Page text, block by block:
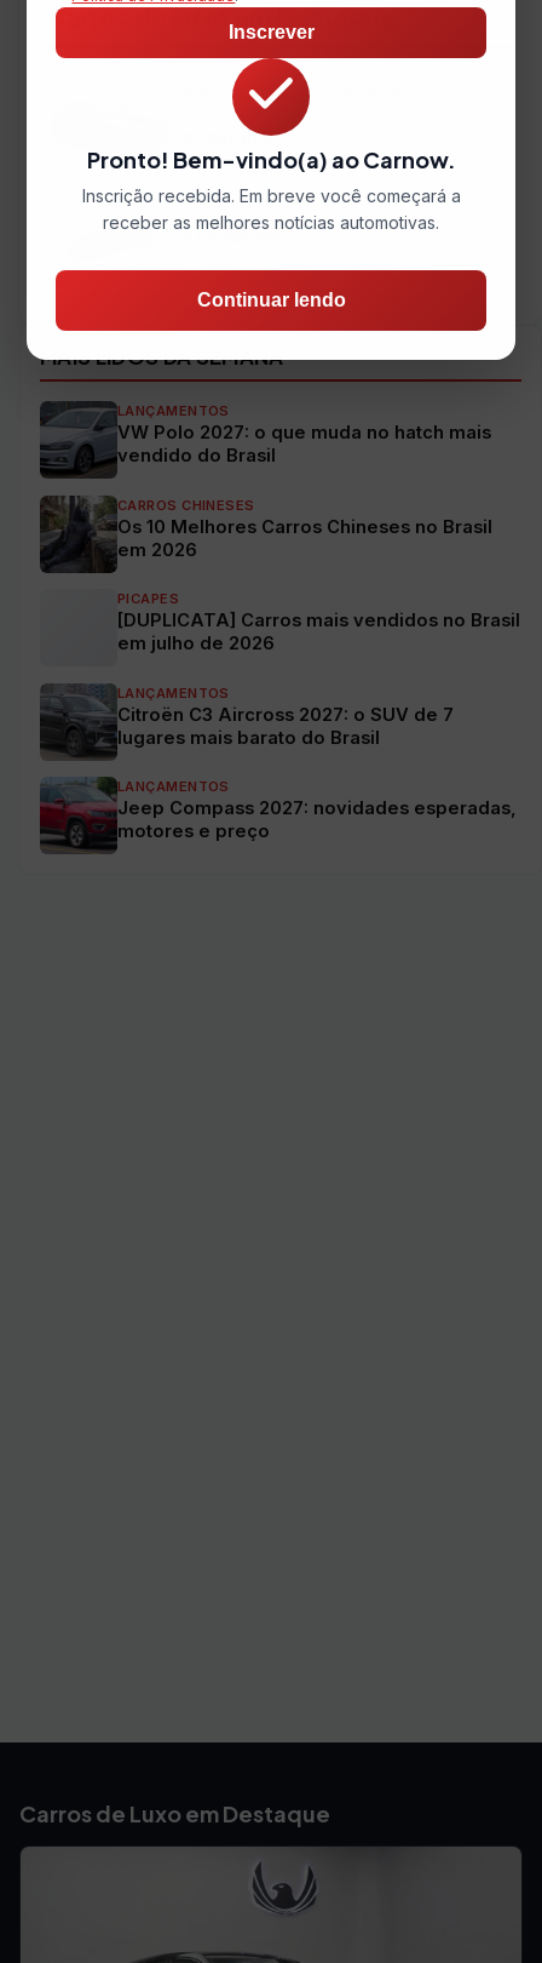
Carros de Luxo em Destaque
BMW X6 XDRIVE40I M SPORT
2022 • 32.550 km • 340 cv
R$ 585.000
Ferrari Purosangue
2025 • 1.418 km • 725 cv
R$ 6.700.000
Ver todos os veículos →
MAIS LIDOS DA SEMANA
LANÇAMENTOS
VW Polo 2027: o que muda no hatch mais
vendido do Brasil
CARROS CHINESES
Os 10 Melhores Carros Chineses no Brasil
em 2026
PICAPES
[DUPLICATA] Carros mais vendidos no Brasil
em julho de 2026
LANÇAMENTOS
Citroën C3 Aircross 2027: o SUV de 7
lugares mais barato do Brasil
LANÇAMENTOS
Jeep Compass 2027: novidades esperadas,
motores e preço
Carros de Luxo em Destaque
Inscrever
Pronto! Bem-vindo(a) ao Carnow.
Inscrição recebida. Em breve você começará a
receber as melhores notícias automotivas.
Continuar lendo